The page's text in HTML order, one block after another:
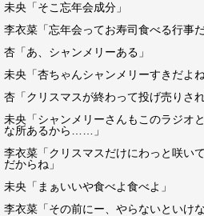
未央「そこ忘年会成分」
李衣菜「忘年会ってお寿司食べる行事
杏「あ、シャンメリーある」
未央「杏ちゃんシャンメリーすきだよね
杏「クリスマスが終わって投げ売りさ
未央「シャンメリーさんもこのラジオ
な所あるから……」
李衣菜「クリスマスだけにわっと咲い
だからね」
未央「まぁいいや食べよ食べよ」
李衣菜「その前にー、やらないといけ